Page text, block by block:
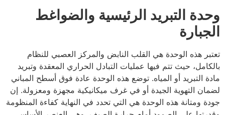
وحدة التبريد الرئيسية والضواغط
الجبارة
تعتبر هذه الوحدة هي القلب النابض والمركز العصبي للنظام
بالكامل، حيث تتم فيها عمليات التبادل الحراري المعقدة وتبريد
مادة التبريد أو المياه. توضع هذه الوحدة عادة فوق أسطح المباني
لضمان التهوية الجيدة أو في غرف ميكانيكية مجهزة ومعزولة. إن
جودة ومتانة هذه الوحدة هي التي تحدد في النهاية كفاءة المنظومة